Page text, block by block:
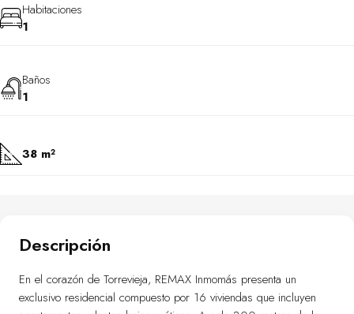
Habitaciones
1
Baños
1
38 m²
Descripción
En el corazón de Torrevieja, REMAX Inmomás presenta un
exclusivo residencial compuesto por 16 viviendas que incluyen